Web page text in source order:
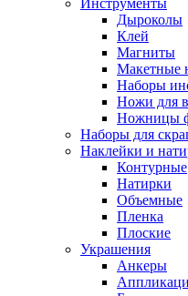
Инструменты
Дыроколы
Клей
Магниты
Макетные
Наборы
Ножи для
Ножницы
Наборы для
Наклейки и
Контурные
Натирки
Объемные
Пленка
Плоские
Украшения
Анкеры